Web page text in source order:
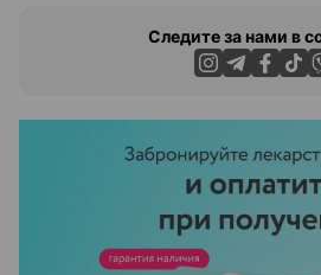
Следите за нами в